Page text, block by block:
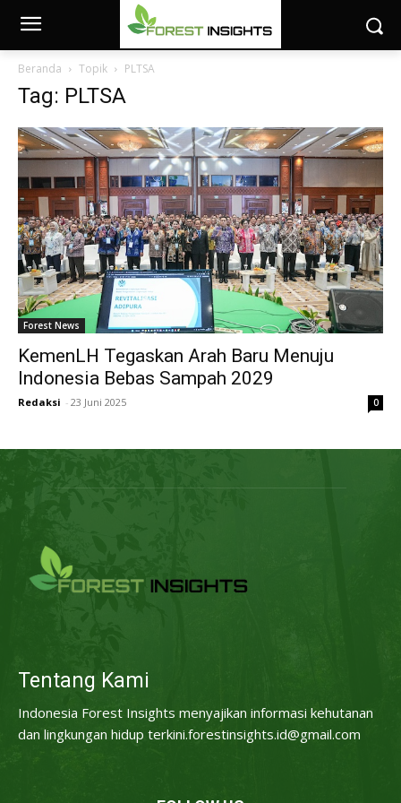
Beranda Topik PLTSA
Tag: PLTSA
Forest News
KemenLH Tegaskan Arah Baru Menuju
Indonesia Bebas Sampah 2029
Redaksi - 23 Juni 2025 0
Tentang Kami
Indonesia Forest Insights menyajikan informasi kehutanan
dan lingkungan hidup terkini.forestinsights.id@gmail.com